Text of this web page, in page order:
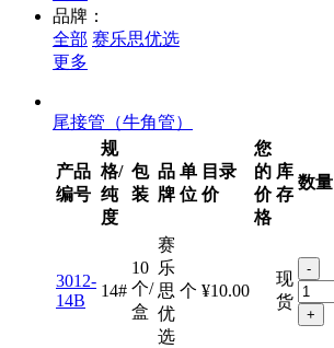
品牌：
全部 赛乐思优选
更多
尾接管（牛角管）
产品
编号
规
格/
纯
度
包
装
品
牌
单
位
目录
价
您
的
价
格
库
存
数量
3012-
14B
14#
10
个/
盒
赛
乐
思
优
选
个 ¥10.00
现
货
-
+